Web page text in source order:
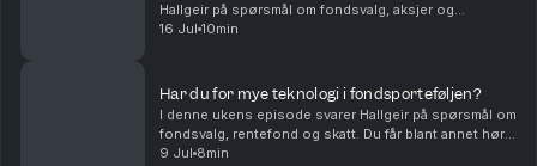
Hallgeir på spørsmål om fondsvalg, aksjer og
skatteregler for utleie. Du får blant annet høre om: •
16 Jul 10min
Har du for mye teknologi i fondsporteføljen?
I denne ukens episode svarer Hallgeir på spørsmål om
fondsvalg, rentefond og skatt. Du får blant annet høre
om: • Hvordan du kan redusere teknologivekten i
9 Jul 8min